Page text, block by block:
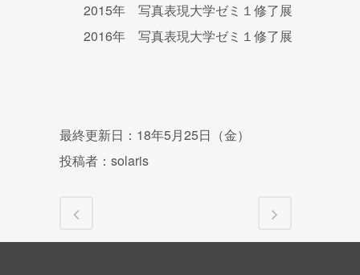
2015年 写真表現大学ゼミ１修了展
2016年 写真表現大学ゼミ１修了展
最終更新日：18年5月25日（金）
投稿者：solaris